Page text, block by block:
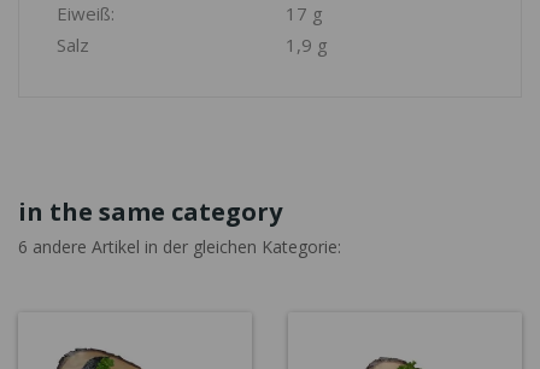
Eiweiß:
17 g
Salz
1,9 g
in the same category
6 andere Artikel in der gleichen Kategorie: